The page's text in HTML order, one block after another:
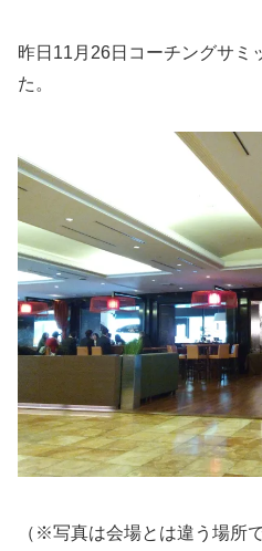
昨日11月26日コーチングサミ
た。
（※写真は会場とは違う場所で